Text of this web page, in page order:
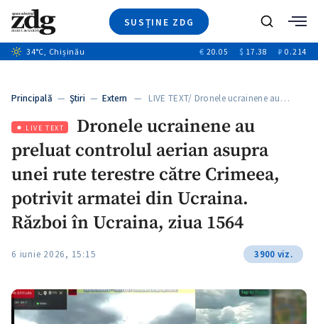
SUSȚINE ZDG
Ştiri
+10
Video
Special
Caută
34°C, Chișinău € 20.05 $ 17.38 ₽ 0.214
Principală — Ştiri — Extern — LIVE TEXT/ Dronele ucrainene au…
LIVE TEXT
Dronele ucrainene au
preluat controlul aerian asupra
unei rute terestre către Crimeea,
potrivit armatei din Ucraina.
Război în Ucraina, ziua 1564
6 iunie 2026, 15:15 3900 viz.